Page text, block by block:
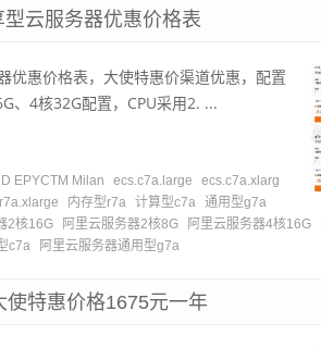
云服务器优惠价格表
优惠价格表，大使特惠价渠道优惠，配置
、4核32G配置，CPU采用2. ...
EPYCTM Milan ecs.c7a.large
ecs.c7a.xlarg
内存型r7a 计算型c7a 通用型g7a
2核16G 阿里云服务器2核8G 阿里云服务器4核16G
c7a 阿里云服务器通用型g7a
使特惠价格1675元一年